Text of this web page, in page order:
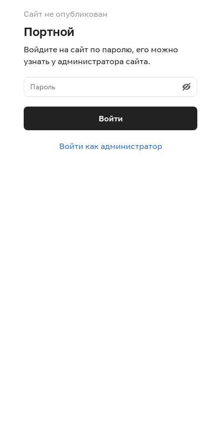
Сайт не опубликован
Портной
Войдите на сайт по паролю, его можно
узнать у администратора сайта.
Войти
Войти как администратор